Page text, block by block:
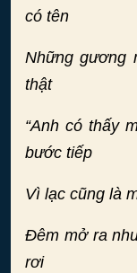
có tên
Những gương
thật
“Anh có thấy
bước tiếp
Vì lạc cũng là
Đêm mở ra
rơi